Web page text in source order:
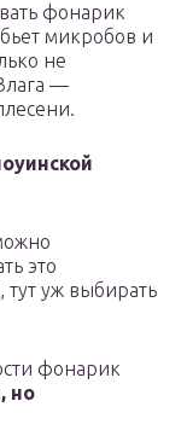
фонарик
микробов и
не
—
это
уж выбирать
фонарик
но